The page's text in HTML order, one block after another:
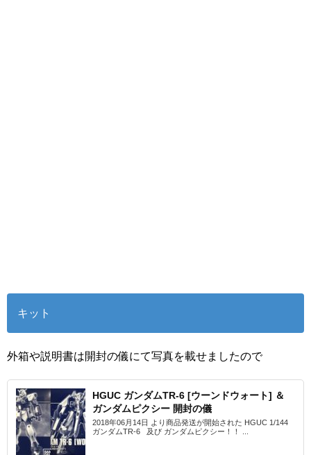
キット
外箱や説明書は開封の儀にて写真を載せましたので
HGUC ガンダムTR-6 [ウーンドウォート] ＆
ガンダムピクシー 開封の儀
2018年06月14日 より商品発送が開始された HGUC 1/144
ガンダムTR-6 及び ガンダムピクシー！！ ...